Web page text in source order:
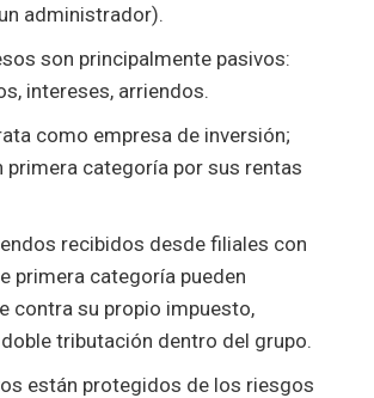
administrador).
son principalmente pasivos:
intereses, arriendos.
como empresa de inversión;
primera categoría por sus rentas
recibidos desde filiales con
primera categoría pueden
contra su propio impuesto,
tributación dentro del grupo.
están protegidos de los riesgos